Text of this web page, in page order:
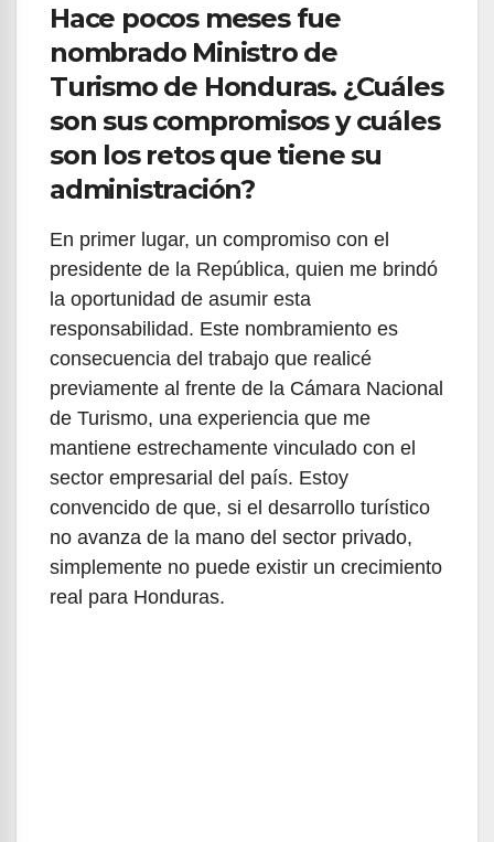
Hace pocos meses fue
nombrado Ministro de
Turismo de Honduras. ¿Cuáles
son sus compromisos y cuáles
son los retos que tiene su
administración?
En primer lugar, un compromiso con el
presidente de la República, quien me brindó
la oportunidad de asumir esta
responsabilidad. Este nombramiento es
consecuencia del trabajo que realicé
previamente al frente de la Cámara Nacional
de Turismo, una experiencia que me
mantiene estrechamente vinculado con el
sector empresarial del país. Estoy
convencido de que, si el desarrollo turístico
no avanza de la mano del sector privado,
simplemente no puede existir un crecimiento
real para Honduras.